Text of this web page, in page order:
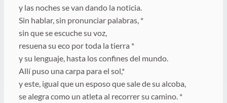
y las noches se van dando la noticia.
Sin hablar, sin pronunciar palabras, *
sin que se escuche su voz,
resuena su eco por toda la tierra *
y su lenguaje, hasta los confines del mundo.
Allí puso una carpa para el sol,*
y este, igual que un esposo que sale de su alcoba,
se alegra como un atleta al recorrer su camino. *